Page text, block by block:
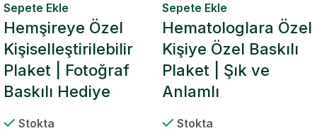
Sepete Ekle
Hemşireye Özel
Kişiselleştirilebilir
Plaket | Fotoğraf
Baskılı Hediye
Stokta
Sepete Ekle
Hematologlara Özel
Kişiye Özel Baskılı
Plaket | Şık ve
Anlamlı
Stokta